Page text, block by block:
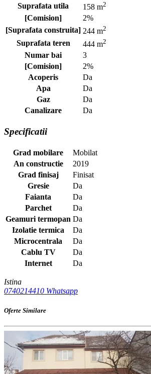
Suprafata utila
158 m2
[Comision]
2%
[Suprafata construita] 244 m2
Suprafata teren 444 m2
Numar bai
3
[Comision]
2%
Acoperis
Da
Apa
Da
Gaz
Da
Canalizare
Da
Specificatii
Grad mobilare
Mobilat
An constructie
2019
Grad finisaj
Finisat
Gresie
Da
Faianta
Da
Parchet
Da
Geamuri termopan Da
Izolatie termica
Da
Microcentrala
Da
Cablu TV
Da
Internet
Da
Istina
0740214410 Whatsapp
Oferte Similare